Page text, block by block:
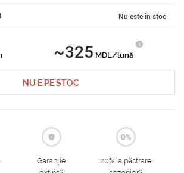
Nu este în stoc
~325 MDL/lună
NU E PE STOC
Garanție
20% la păstrare